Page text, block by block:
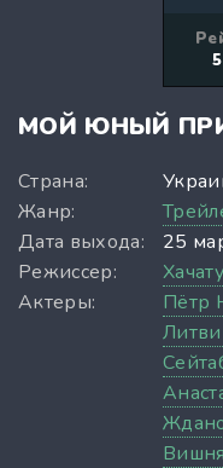
5
МОЙ ЮНЫЙ
Страна:
Жанр:
Дата выхода:
25
Режиссер:
Актеры:
Пётр